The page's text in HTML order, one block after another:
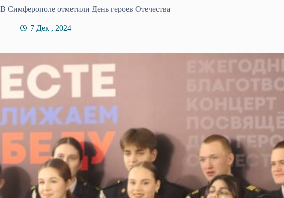
В Симферополе отметили День героев Отечества
7 Дек , 2024